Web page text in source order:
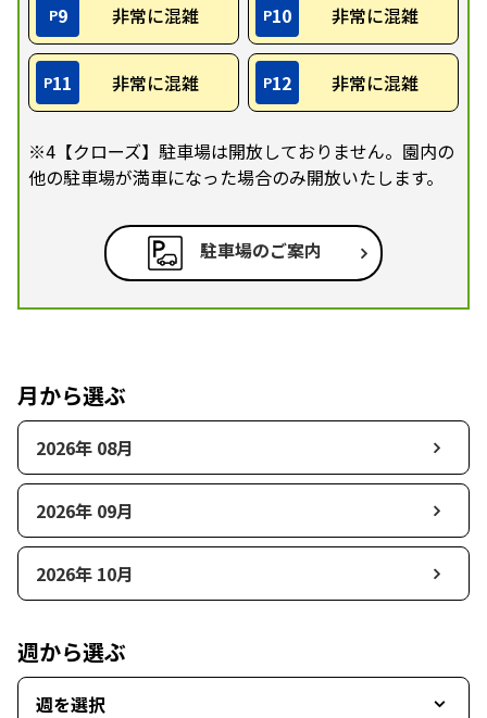
P9 非常に混雑 P10 非常に混雑
P11 非常に混雑 P12 非常に混雑
※4【クローズ】駐車場は開放しておりません。園内の
他の駐車場が満車になった場合のみ開放いたします。
駐車場のご案内
月から選ぶ
2026年 08月
2026年 09月
2026年 10月
週から選ぶ
週を選択